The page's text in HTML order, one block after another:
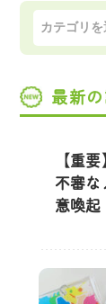
最新
【重
不審な
意喚起